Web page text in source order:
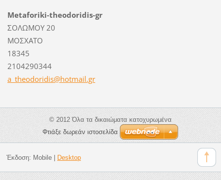
Metaforiki-theodoridis-gr
ΣΟΛΩΜΟΥ 20
ΜΟΣΧΑΤΟ
18345
2104290344
a_theodoridis@hotmail.gr
© 2012 Όλα τα δικαιώματα κατοχυρωμένα
Φτιάξε δωρεάν ιστοσελίδα
Έκδοση: Mobile| Desktop